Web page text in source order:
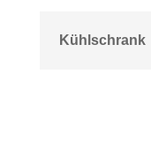
Kühlschrank